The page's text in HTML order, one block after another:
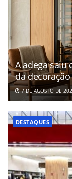
A adega saiu
da
7 DE AGOSTO DE
DESTAQUES